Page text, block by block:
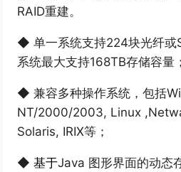
RAID重建。
◆单一系统支持224块光纤或
系统最大支持168TB存储容量；
◆兼容多种操作系统，包括
NT/2000/2003, Linux
Solaris, IRIX等；
◆基于Java 图形界面的动态